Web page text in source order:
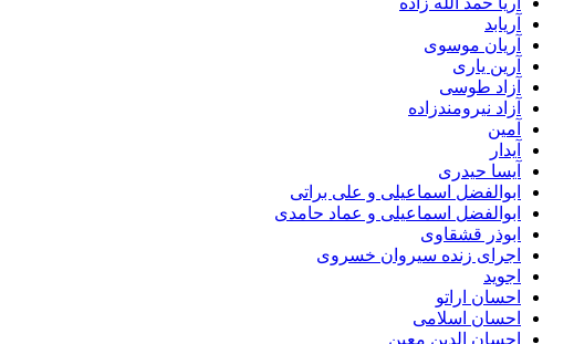
آریابد
آریان موسوی
آرین یاری
آزاد طوسی
آزاد نیرومندزاده
آمین
آیدار
آیسا حیدری
ابوالفضل اسماعیلی و علی براتی
ابوالفضل اسماعیلی و عماد حامدی
ابوذر قشقاوی
اجرای زنده سیروان خسروی
اجوید
احسان اراتو
احسان اسلامی
احسان الدین معین